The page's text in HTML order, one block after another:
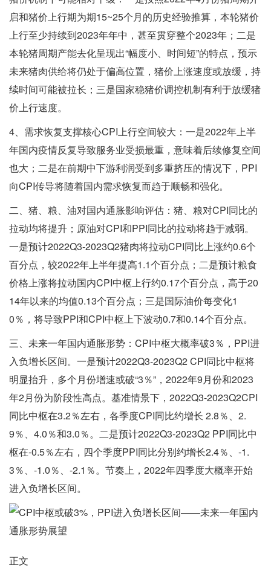
启和猪价上行期为期15~25个月的历史经验推算，本轮猪价
上行至少持续到2023年年中，甚至贯穿整个2023年；二是
本轮猪周期产能去化呈现出“幅度小、时间短”的特点，预示
未来猪肉供给将仍处于偏高位置，猪价上涨速度或放缓，持
续时间可能被拉长；三是国家稳猪价调控机制有利于放缓猪
价上行速度。
4、需求恢复支撑核心CPI上行空间较大：一是2022年上半
年国内疫情反复导致服务业受损最重，意味着后续修复空间
也大；二是在前期中下游利润受到多重挤压的情况下，PPI
向CPI传导将随着国内需求恢复而趋于顺畅和强化。
二、猪、粮、油对国内通胀影响评估：猪、粮对CPI同比的
拉动均将提升；原油对CPI和PPI同比的拉动将趋于减弱。
一是预计2022Q3-2023Q2猪肉将拉动CPI同比上涨约0.6个
百分点，较2022年上半年提高1.1个百分点；二是预计粮食
价格上涨将拉动国内CPI中枢上行约0.17个百分点，高于20
14年以来的均值0.13个百分点；三是国际油价每变化1
0％，将导致PPI和CPI中枢上下波动0.7和0.14个百分点。
三、未来一年国内通胀形势：CPI中枢大概率破3％，PPI进
入负增长区间。一是预计2022Q3-2023Q2 CPI同比中枢将
明显抬升，多个月份增速或破“3％”，2022年9月份和2023
年2月份为阶段性高点。基准情景下，2022Q3-2023Q2CPI
同比中枢在3.2％左右，各季度CPI同比约增长 2.8％、2.
9％、4.0％和3.0％。二是预计2022Q3-2023Q2 PPI同比中
枢在-0.5％左右，四个季度PPI同比分别约增长2.4％、-1.
3％、-1.0％、-2.1％。节奏上，2022年四季度大概率开始
进入负增长区间。
正文